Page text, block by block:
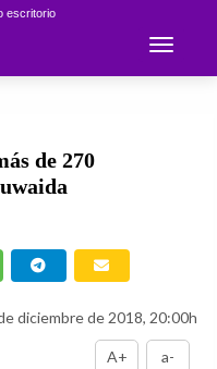
escritorio
Toggle
de 270
diciembre de 2018, 20:00h
A+ a-